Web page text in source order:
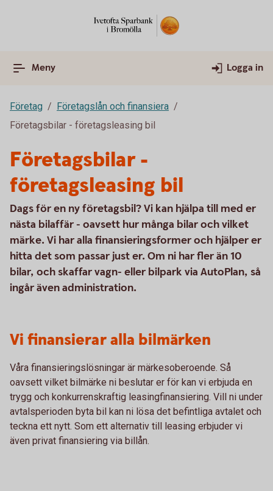
Meny Logga in
Företag
Företagslån och finansiera
Företagsbilar - företagsleasing bil
Företagsbilar -
företagsleasing bil
Dags för en ny företagsbil? Vi kan hjälpa till med er
nästa bilaffär - oavsett hur många bilar och vilket
märke. Vi har alla finansieringsformer och hjälper er
hitta det som passar just er. Om ni har fler än 10
bilar, och skaffar vagn- eller bilpark via AutoPlan, så
ingår även administration.
Vi finansierar alla bilmärken
Våra finansieringslösningar är märkesoberoende. Så
oavsett vilket bilmärke ni beslutar er för kan vi erbjuda en
trygg och konkurrenskraftig leasingfinansiering. Vill ni under
avtalsperioden byta bil kan ni lösa det befintliga avtalet och
teckna ett nytt. Som ett alternativ till leasing erbjuder vi
även privat finansiering via billån.